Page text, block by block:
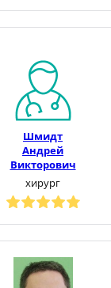
Шмидт
Андрей
Викторович
хирург